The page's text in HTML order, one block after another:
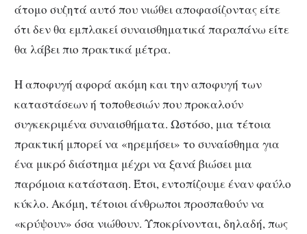
άτομο συζητά αυτό που νιώθει αποφασίζοντας είτε
ότι δεν θα εμπλακεί συναισθηματικά παραπάνω είτε
θα λάβει πιο πρακτικά μέτρα.
Η αποφυγή αφορά ακόμη και την αποφυγή των
καταστάσεων ή τοποθεσιών που προκαλούν
συγκεκριμένα συναισθήματα. Ωστόσο, μια τέτοια
πρακτική μπορεί να «ηρεμήσει» το συναίσθημα για
ένα μικρό διάστημα μέχρι να ξανά βιώσει μια
παρόμοια κατάσταση. Έτσι, εντοπίζουμε έναν φαύλο
κύκλο. Ακόμη, τέτοιοι άνθρωποι προσπαθούν να
«κρύψουν» όσα νιώθουν. Υποκρίνονται, δηλαδή, πως